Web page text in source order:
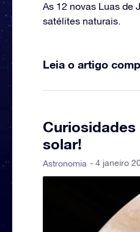
As 12 novas Luas de
satélites naturais.
Leia o artigo
solar!
Astronomia - 4 janeiro